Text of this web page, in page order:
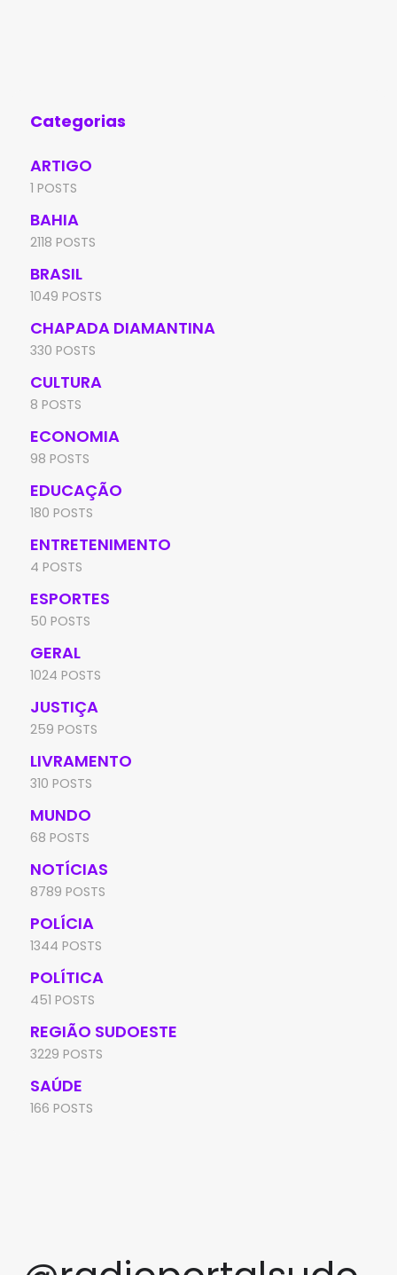
Categorias
ARTIGO
1 POSTS
BAHIA
2118 POSTS
BRASIL
1049 POSTS
CHAPADA DIAMANTINA
330 POSTS
CULTURA
8 POSTS
ECONOMIA
98 POSTS
EDUCAÇÃO
180 POSTS
ENTRETENIMENTO
4 POSTS
ESPORTES
50 POSTS
GERAL
1024 POSTS
JUSTIÇA
259 POSTS
LIVRAMENTO
310 POSTS
MUNDO
68 POSTS
NOTÍCIAS
8789 POSTS
POLÍCIA
1344 POSTS
POLÍTICA
451 POSTS
REGIÃO SUDOESTE
3229 POSTS
SAÚDE
166 POSTS